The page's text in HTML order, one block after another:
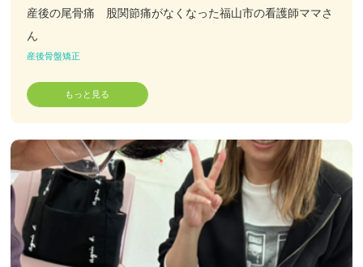
ニュース＆ブログ
お客様の声
LINE予約
産後の尾骨痛 股関節痛がなくなった福山市の看護師ママさ
ん
産後骨盤矯正
もっと見る